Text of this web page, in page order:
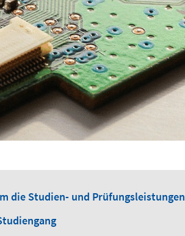
die Studien- und Prüfungsleistungen